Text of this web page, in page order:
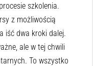
szkolenia.
z możliwością
iść dwa kroki dalej.
ale w tej chwili
To wszystko